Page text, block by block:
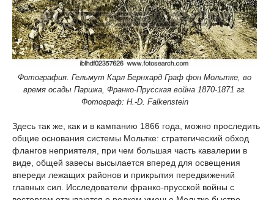
Фотография. Гельмут Карл Бернхард Граф фон Мольтке, во
время осады Парижа, Франко-Прусская война 1870-1871 гг.
Фотограф: H.-D. Falkenstein
Здесь так же, как и в кампанию 1866 года, можно проследить
общие основания системы Мольтке: стратегический обход
флангов неприятеля, при чем большая часть кавалерии в
виде, общей завесы высылается вперед для освещения
впереди лежащих районов и прикрытия передвижений
главных сил. Исследователи франко-прусской войны с